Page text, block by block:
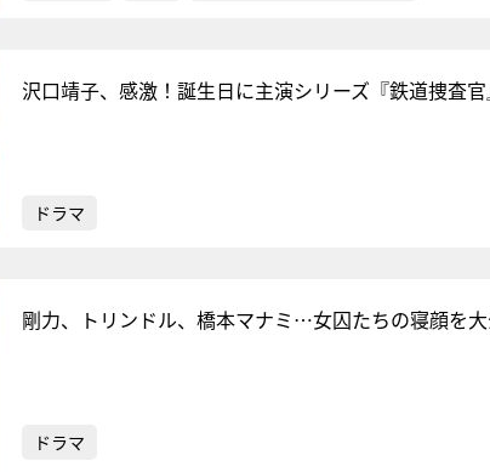
沢口靖子、感激！誕生日に主演シリーズ『鉄道捜査
ドラマ
剛力、トリンドル、橋本マナミ…女囚たちの寝顔を
ドラマ